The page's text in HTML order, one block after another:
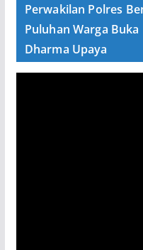
Perwakilan Polres
Puluhan Warga
Dharma Upaya